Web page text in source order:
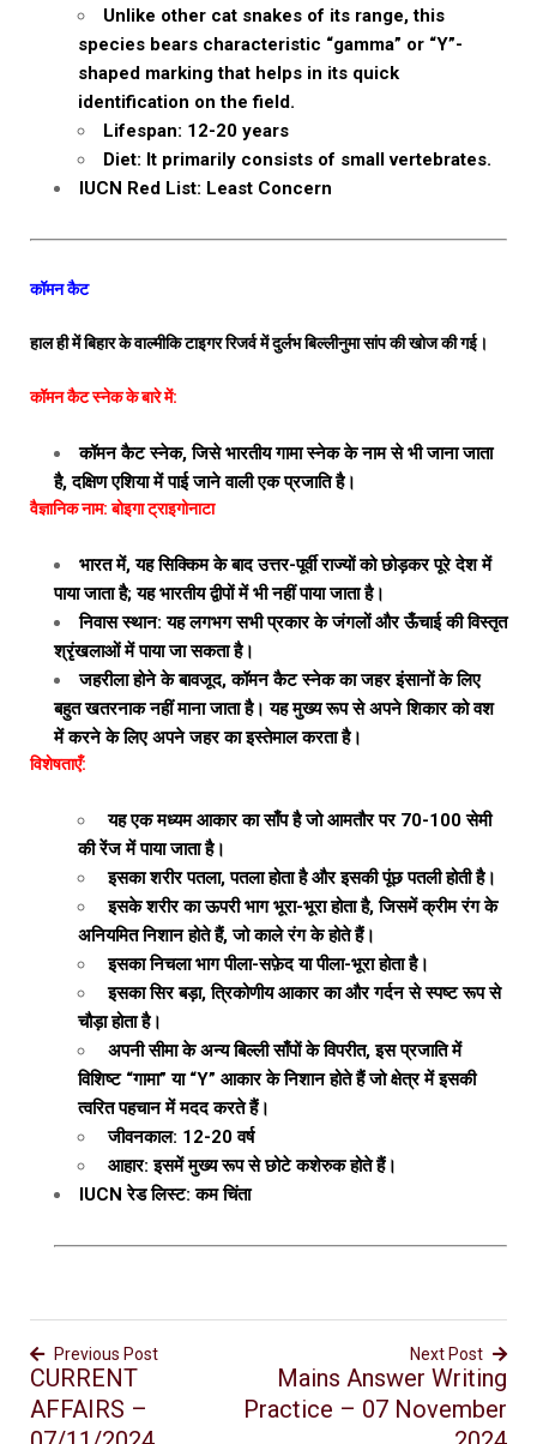
Unlike other cat snakes of its range, this
species bears characteristic “gamma” or “Y”-
shaped marking that helps in its quick
identification on the field.
Lifespan: 12-20 years
Diet: It primarily consists of small vertebrates.
IUCN Red List: Least Concern
कॉमन कैट
हाल ही में बिहार के वाल्मीकि टाइगर रिजर्व में दुर्लभ बिल्लीनुमा सांप की खोज की गई।
कॉमन कैट स्नेक के बारे में:
कॉमन कैट स्नेक, जिसे भारतीय गामा स्नेक के नाम से भी जाना जाता
है, दक्षिण एशिया में पाई जाने वाली एक प्रजाति है।
वैज्ञानिक नाम: बोइगा ट्राइगोनाटा
भारत में, यह सिक्किम के बाद उत्तर-पूर्वी राज्यों को छोड़कर पूरे देश में
पाया जाता है; यह भारतीय द्वीपों में भी नहीं पाया जाता है।
निवास स्थान: यह लगभग सभी प्रकार के जंगलों और ऊँचाई की विस्तृत
श्रृंखलाओं में पाया जा सकता है।
जहरीला होने के बावजूद, कॉमन कैट स्नेक का जहर इंसानों के लिए
बहुत खतरनाक नहीं माना जाता है। यह मुख्य रूप से अपने शिकार को वश
में करने के लिए अपने जहर का इस्तेमाल करता है।
विशेषताएँ:
यह एक मध्यम आकार का साँप है जो आमतौर पर 70-100 सेमी
की रेंज में पाया जाता है।
इसका शरीर पतला, पतला होता है और इसकी पूंछ पतली होती है।
इसके शरीर का ऊपरी भाग भूरा-भूरा होता है, जिसमें क्रीम रंग के
अनियमित निशान होते हैं, जो काले रंग के होते हैं।
इसका निचला भाग पीला-सफ़ेद या पीला-भूरा होता है।
इसका सिर बड़ा, त्रिकोणीय आकार का और गर्दन से स्पष्ट रूप से
चौड़ा होता है।
अपनी सीमा के अन्य बिल्ली साँपों के विपरीत, इस प्रजाति में
विशिष्ट “गामा” या “Y” आकार के निशान होते हैं जो क्षेत्र में इसकी
त्वरित पहचान में मदद करते हैं।
जीवनकाल: 12-20 वर्ष
आहार: इसमें मुख्य रूप से छोटे कशेरुक होते हैं।
IUCN रेड लिस्ट: कम चिंता
Previous Post
CURRENT
AFFAIRS –
Next Post
Mains Answer Writing
Practice – 07 November